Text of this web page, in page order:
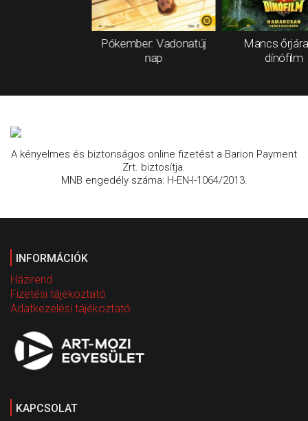
Pókember: Vadonatúj
nap
Mancs
dínófilm
A kényelmes és biztonságos online fizetést a Barion Payment
Zrt. biztosítja.
MNB engedély száma: H-EN-I-1064/2013.
INFORMÁCIÓK
Házirend
Fizetési tájékoztató
Adatkezelési tájékoztató
KAPCSOLAT